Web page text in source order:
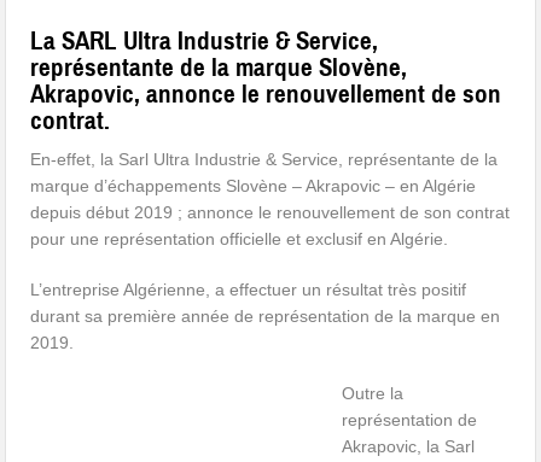
La SARL Ultra Industrie & Service,
représentante de la marque Slovène,
Akrapovic, annonce le renouvellement de son
contrat.
En-effet, la Sarl Ultra Industrie & Service, représentante de la
marque d’échappements Slovène – Akrapovic – en Algérie
depuis début 2019 ; annonce le renouvellement de son contrat
pour une représentation officielle et exclusif en Algérie.
L’entreprise Algérienne, a effectuer un résultat très positif
durant sa première année de représentation de la marque en
2019.
Outre la
représentation de
Akrapovic, la Sarl